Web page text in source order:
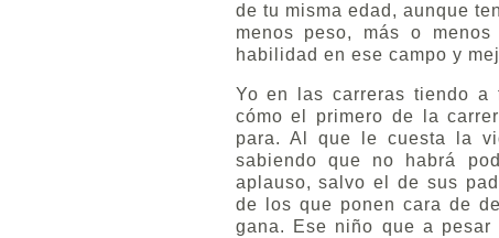
de tu misma edad, aunque
menos peso, más o
habilidad en ese campo y
Yo en las carreras tiendo
cómo el primero de la
para. Al que le cuesta la
sabiendo que no habrá
aplauso, salvo el de sus
de los que ponen cara de
gana. Ese niño que a